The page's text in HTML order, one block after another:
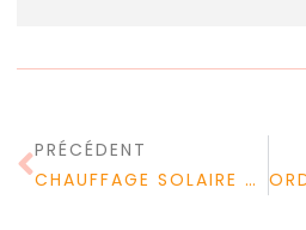
PRÉCÉDENT
CHAUFFAGE SOLAIRE PISCINE : EST-CE VRAIMENT INTÉRESSANT CE CHAUFFAGE SOLAIRE ?